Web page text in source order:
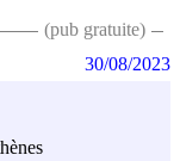
(pub gratuite)
30/08/2023